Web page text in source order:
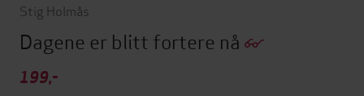
Stig Holmås
Dagene er blitt fortere nå
199,-